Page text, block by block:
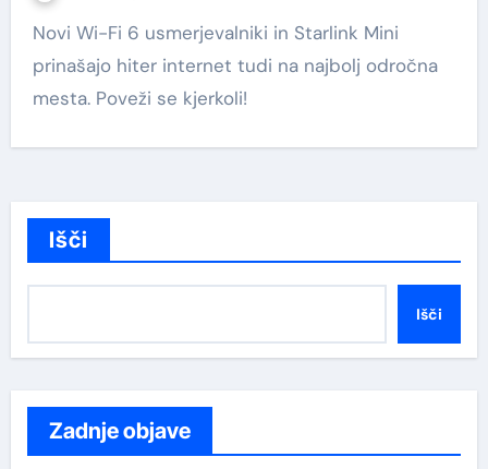
Novi Wi-Fi 6 usmerjevalniki in Starlink Mini
prinašajo hiter internet tudi na najbolj odročna
mesta. Poveži se kjerkoli!
Išči
Išči
Zadnje objave